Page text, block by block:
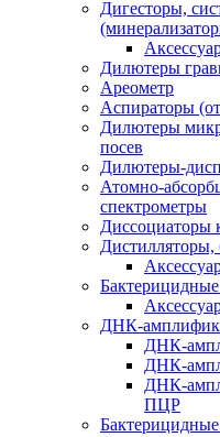
Дигесторы,
Дилютеры
Ареометр
Аспираторы
Дилютеры
посев
Дилютеры-
Атомно-
спектрометры
Диссоциаторы
Дистилляторы,
ДНК-
ДНК-
ДНК-
ДНК-
ПЦР